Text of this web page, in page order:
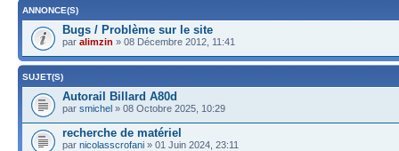
ANNONCE(S)
Bugs / Problème sur le site
par alimzin » 08 Décembre 2012, 11:41
SUJET(S)
Autorail Billard A80d
par smichel » 08 Octobre 2025, 10:29
recherche de matériel
par nicolasscrofani » 01 Juin 2024, 23:11